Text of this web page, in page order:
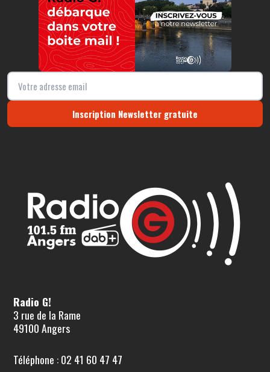
Inscription Newsletter gratuite
Radio G!
3 rue de la Rame
49100 Angers
Téléphone : 02 41 60 47 47